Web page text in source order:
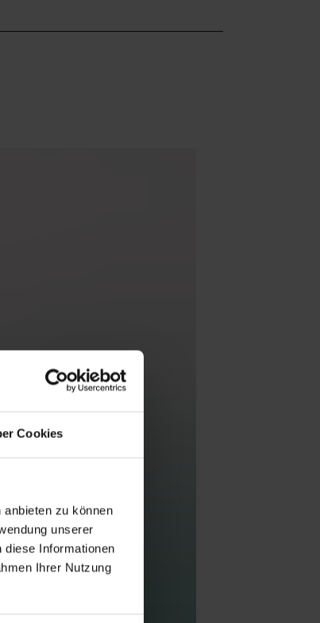
Cookies
zu können
unserer
diese Informationen
Ihrer Nutzung